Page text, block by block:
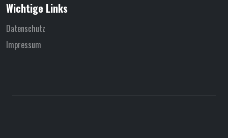
Wichtige Links
Datenschutz
Impressum